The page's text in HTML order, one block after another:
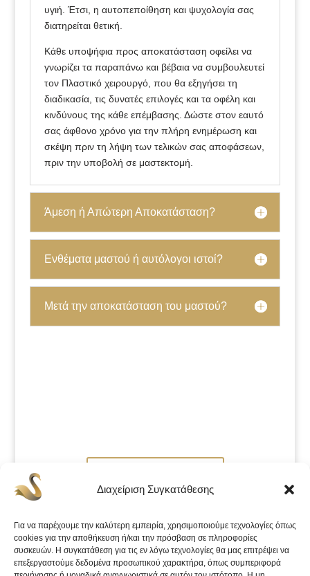
Διαχείριση Συγκατάθεσης
Για να παρέχουμε την καλύτερη εμπειρία, χρησιμοποιούμε τεχνολογίες όπως
cookies για την αποθήκευση ή/και την πρόσβαση σε πληροφορίες
συσκευών. Η συγκατάθεση για τις εν λόγω τεχνολογίες θα μας επιτρέψει να
επεξεργαστούμε δεδομένα προσωπικού χαρακτήρα, όπως συμπεριφορά
υγιή. Έτσι, η αυτοπεποίθηση και ψυχολογία σας
διατηρείται θετική.
Κάθε υποψήφια προς αποκατάσταση οφείλει να
γνωρίζει τα παραπάνω και βέβαια να συμβουλευτεί
τον Πλαστικό χειρουργό, που θα εξηγήσει τη
διαδικασία, τις δυνατές επιλογές και τα οφέλη και
κινδύνους της κάθε επέμβασης. Δώστε στον εαυτό
σας άφθονο χρόνο για την πλήρη ενημέρωση και
σκέψη πριν τη λήψη των τελικών σας αποφάσεων,
πριν την υποβολή σε μαστεκτομή.
Άμεση ή Απώτερη Αποκατάσταση?
Ενθέματα μαστού ή αυτόλογοι ιστοί?
Μετά την αποκατάσταση του μαστού?